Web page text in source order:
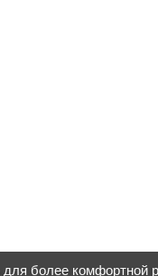
более комфортной